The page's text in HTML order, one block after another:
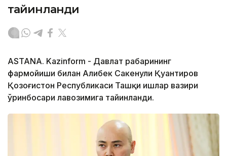
тайинланди
ASTANA. Kazinform - Давлат раҳбарининг
фармойиши билан Алибек Сакенули Қуантиров
Қозоғистон Республикаси Ташқи ишлар вазири
ўринбосари лавозимига тайинланди.